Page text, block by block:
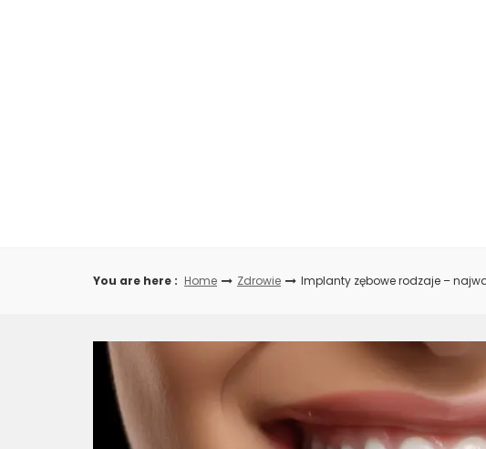
You are here : Home Zdrowie Implanty zębowe rodzaje –